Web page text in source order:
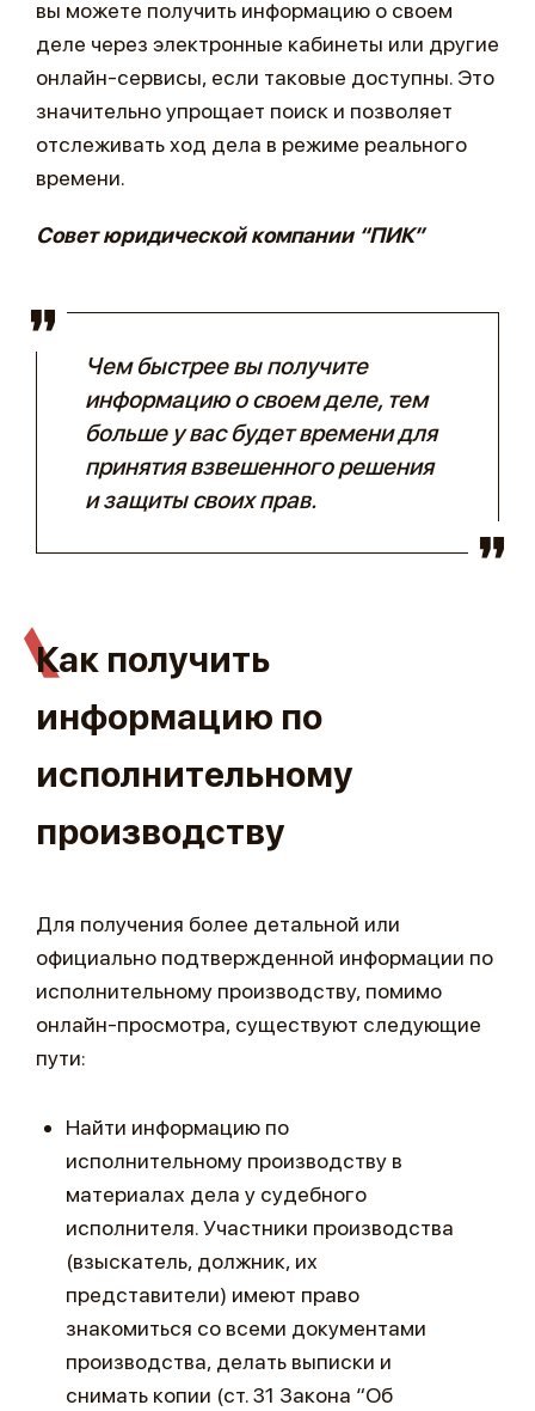
вы можете получить информацию о своем
деле через электронные кабинеты или другие
онлайн-сервисы, если таковые доступны. Это
значительно упрощает поиск и позволяет
отслеживать ход дела в режиме реального
времени.
Совет юридической компании “ПИК”
Чем быстрее вы получите
информацию о своем деле, тем
больше у вас будет времени для
принятия взвешенного решения
и защиты своих прав.
Как получить
информацию по
исполнительному
производству
Для получения более детальной или
официально подтвержденной информации по
исполнительному производству, помимо
онлайн-просмотра, существуют следующие
пути:
Найти информацию по
исполнительному производству в
материалах дела у судебного
исполнителя. Участники производства
(взыскатель, должник, их
представители) имеют право
знакомиться со всеми документами
производства, делать выписки и
снимать копии (ст. 31 Закона “Об